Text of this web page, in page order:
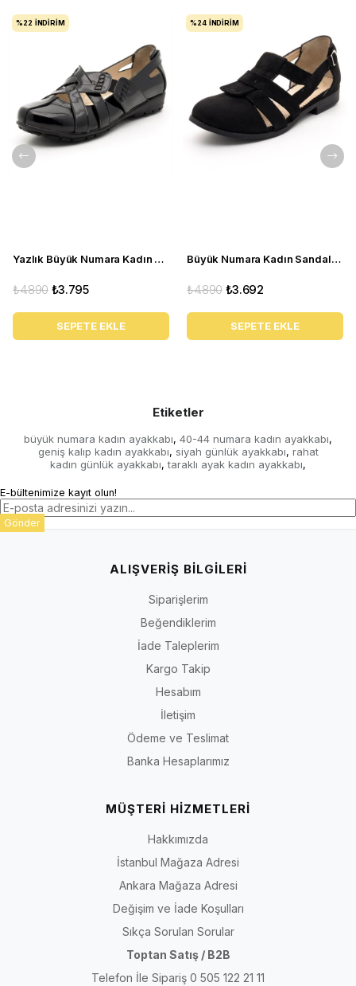
Yazlık Büyük Numara Kadın Babet C1347 siyah
₺3.795
₺4.890
SEPETE EKLE
%22 İNDIRIM
Büyük Numara Kadın Sandalet Babet Ayakkabı 6259 siyah
₺3.692
₺4.890
SEPETE EKLE
%24 İNDIRIM
Etiketler
büyük numara kadın ayakkabı, 40-44 numara kadın ayakkabı,
geniş kalıp kadın ayakkabı, siyah günlük ayakkabı, rahat
kadın günlük ayakkabı, taraklı ayak kadın ayakkabı,
E-bültenimize kayıt olun!
Gönder
ALIŞVERİŞ BİLGİLERİ
Siparişlerim
Beğendiklerim
İade Taleplerim
Kargo Takip
Hesabım
İletişim
Ödeme ve Teslimat
Banka Hesaplarımız
MÜŞTERİ HİZMETLERİ
Hakkımızda
İstanbul Mağaza Adresi
Ankara Mağaza Adresi
Değişim ve İade Koşulları
Sıkça Sorulan Sorular
Toptan Satış / B2B
Telefon İle Sipariş 0 505 122 21 11